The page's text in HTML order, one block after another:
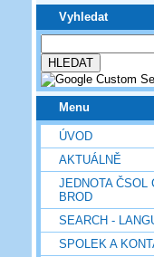
Vyhledat
Menu
ÚVOD
AKTUÁLNĚ
JEDNOTA ČSOL
BROD
SEARCH -
SPOLEK A